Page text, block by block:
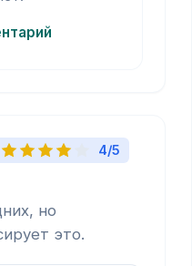
4/5
но
это.